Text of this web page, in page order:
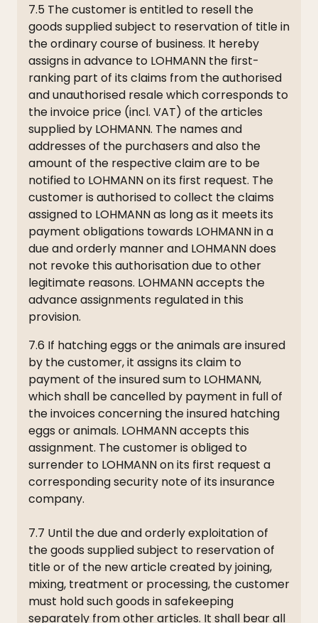
7.5 The customer is entitled to resell the
goods supplied subject to reservation of title in
the ordinary course of business. It hereby
assigns in advance to LOHMANN the first-
ranking part of its claims from the authorised
and unauthorised resale which corresponds to
the invoice price (incl. VAT) of the articles
supplied by LOHMANN. The names and
addresses of the purchasers and also the
amount of the respective claim are to be
notified to LOHMANN on its first request. The
customer is authorised to collect the claims
assigned to LOHMANN as long as it meets its
payment obligations towards LOHMANN in a
due and orderly manner and LOHMANN does
not revoke this authorisation due to other
legitimate reasons. LOHMANN accepts the
advance assignments regulated in this
provision.
7.6 If hatching eggs or the animals are insured
by the customer, it assigns its claim to
payment of the insured sum to LOHMANN,
which shall be cancelled by payment in full of
the invoices concerning the insured hatching
eggs or animals. LOHMANN accepts this
assignment. The customer is obliged to
surrender to LOHMANN on its first request a
corresponding security note of its insurance
company.
7.7 Until the due and orderly exploitation of
the goods supplied subject to reservation of
title or of the new article created by joining,
mixing, treatment or processing, the customer
must hold such goods in safekeeping
separately from other articles. It shall bear all